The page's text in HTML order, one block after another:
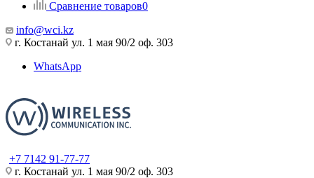
Сравнение товаров0
info@wci.kz
г. Костанай ул. 1 мая 90/2 оф. 303
WhatsApp
+7 7142 91-77-77
г. Костанай ул. 1 мая 90/2 оф. 303